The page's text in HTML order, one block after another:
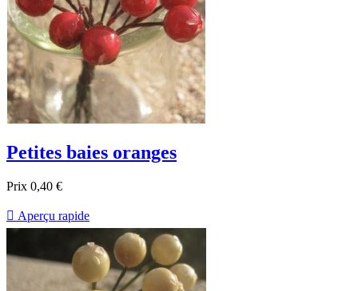
Petites baies oranges
Prix 0,40 €
 Aperçu rapide